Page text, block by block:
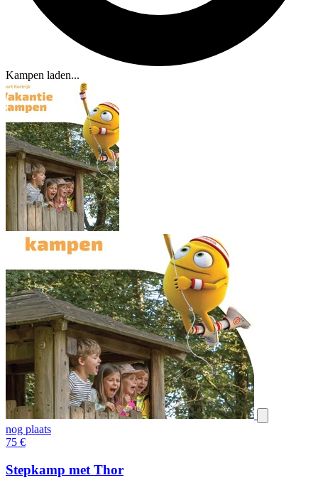
Kampen laden...
nog plaats
75 €
Stepkamp met Thor